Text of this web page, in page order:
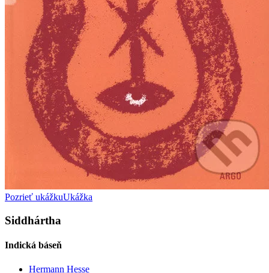
Pozrieť ukážkuUkážka
Siddhártha
Indická báseň
Hermann Hesse